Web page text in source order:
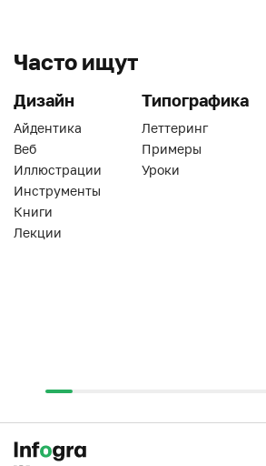
Часто ищут
Дизайн
Айдентика
Веб
Иллюстрации
Инструменты
Книги
Лекции
Типографика
Леттеринг
Примеры
Уроки